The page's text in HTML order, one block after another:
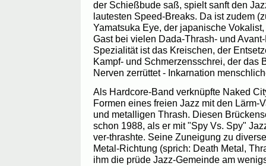
der Schießbude saß, spielt sanft den
lautesten Speed-Breaks. Da ist zudem
Yamatsuka Eye, der japanische
Gast bei vielen Dada-Thrash- und
Spezialität ist das Kreischen, der
Kampf- und Schmerzensschrei, der das
Nerven zerrüttet - Inkarnation
Als Hardcore-Band verknüpfte Naked
Formen eines freien Jazz mit den Lärm-
und metalligen Thrash. Diesen
schon 1988, als er mit "Spy Vs. Spy"
ver-thrashte. Seine Zuneigung zu
Metal-Richtung (sprich: Death Metal,
ihm die prüde Jazz-Gemeinde am